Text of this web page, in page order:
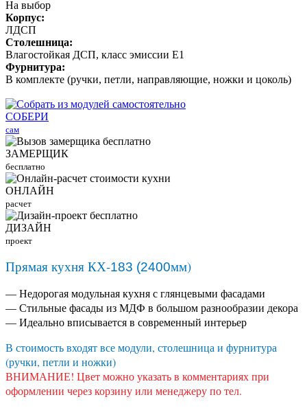
На выбор
Корпус:
ЛДСП
Столешница:
Влагостойкая ДСП, класс эмиссии Е1
Фурнитура:
В комплекте (ручки, петли, направляющие, ножки и цоколь)
СОБЕРИ
сам
ЗАМЕРЩИК
бесплатно
ОНЛАЙН
расчет
ДИЗАЙН
проект
Прямая кухня КХ-183 (2400мм)
— Недорогая модульная кухня с глянцевыми фасадами
— Стильные фасады из МДФ в большом разнообразии декора
— Идеально вписывается в современный интерьер
В стоимость входят все модули, столешница и фурнитура
(ручки, петли и ножки)
ВНИМАНИЕ! Цвет можно указать в комментариях при
оформлении через корзину или менеджеру по тел.